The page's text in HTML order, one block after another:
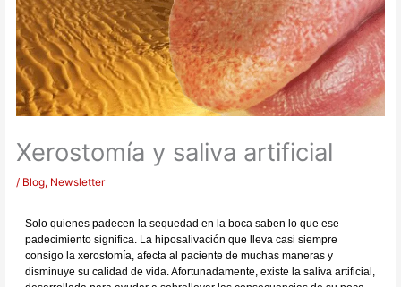
Xerostomía y saliva artificial
/ Blog, Newsletter
Solo quienes padecen la sequedad en la boca saben lo que ese
padecimiento significa. La hiposalivación que lleva casi siempre
consigo la xerostomía, afecta al paciente de muchas maneras y
disminuye su calidad de vida. Afortunadamente, existe la saliva artificial,